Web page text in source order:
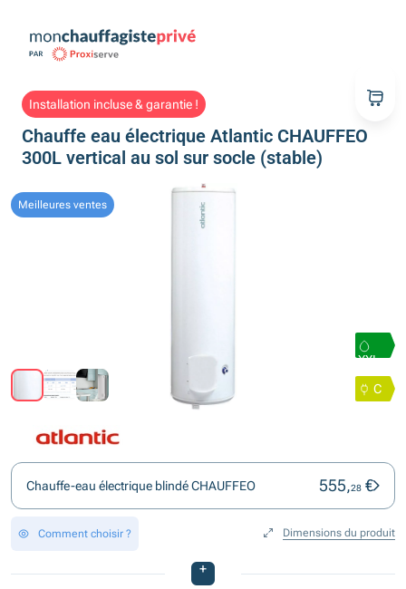
Installation incluse & garantie !
Chauffe eau électrique Atlantic CHAUFFEO
300L vertical au sol sur socle (stable)
Meilleures ventes
XXL
C
Chauffe-eau électrique blindé CHAUFFEO 555,28 €
Comment choisir ? Dimensions du produit
+